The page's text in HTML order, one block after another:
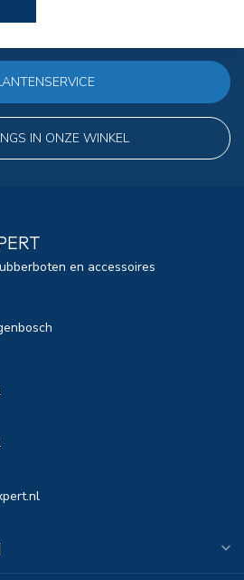
hebben een breed assortiment aan
en maten. Heeft u vragen neem
IN ONZE WINKEL
en accessoires